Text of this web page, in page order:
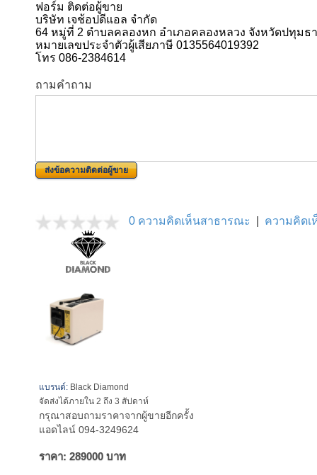
ฟอร์ม ติดต่อผู้ขาย
บริษัท เจช้อปดีแอล จำกัด
64 หมู่ที่ 2 ตำบลคลองหก อำเภอคลองหลวง จังหวัดปทุมธ
หมายเลขประจำตัวผู้เสียภาษี 0135564019392
โทร 086-2384614
ถามคำถาม
ส่งข้อความติดต่อผู้ขาย
0 ความคิดเห็นสาธารณะ ความคิดเ
แบรนด์: Black Diamond
จัดส่งได้ภายใน 2 ถึง 3 สัปดาห์
กรุณาสอบถามราคาจากผู้ขายอีกครั้ง
แอดไลน์ 094-3249624
ราคา: 289000 บาท